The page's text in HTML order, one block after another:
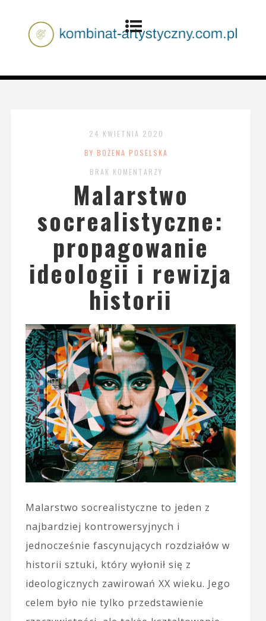
24 KWIETNIA 2020
BY BOŻENA POSELSKA
BRAK KOMENTARZY
Malarstwo
socrealistyczne:
propagowanie
ideologii i rewizja
historii
Malarstwo socrealistyczne to jeden z
najbardziej kontrowersyjnych i
jednocześnie fascynujących rozdziałów w
historii sztuki, który wyłonił się z
ideologicznych zawirowań XX wieku. Jego
celem było nie tylko przedstawienie